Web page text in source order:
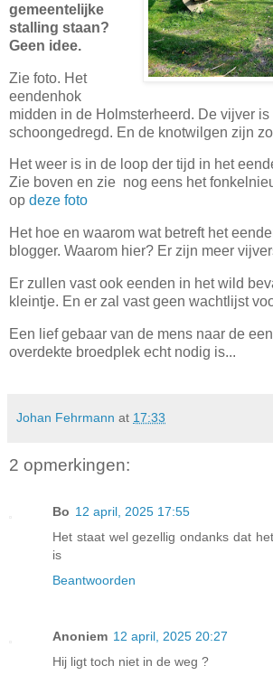
gemeentelijke
stalling staan?
Geen idee.
Zie foto. Het
eendenhok
midden in de Holmsterheerd. De vijver
schoongedregd. En de knotwilgen zijn
Het weer is in de loop der tijd in het
Zie boven en zie nog eens het
op deze foto
Het hoe en waarom wat betreft het
blogger. Waarom hier? Er zijn meer
Er zullen vast ook eenden in het wild
kleintje. En er zal vast geen wachtlijst
Een lief gebaar van de mens naar de
overdekte broedplek echt nodig is...
Johan Fehrmann at 17:33
2 opmerkingen:
Bo 12 april, 2025 17:55
Het staat wel gezellig ondanks dat
is
Beantwoorden
Anoniem 12 april, 2025 20:27
Hij ligt toch niet in de weg ?